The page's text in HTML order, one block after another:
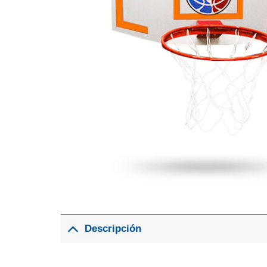
Descripción